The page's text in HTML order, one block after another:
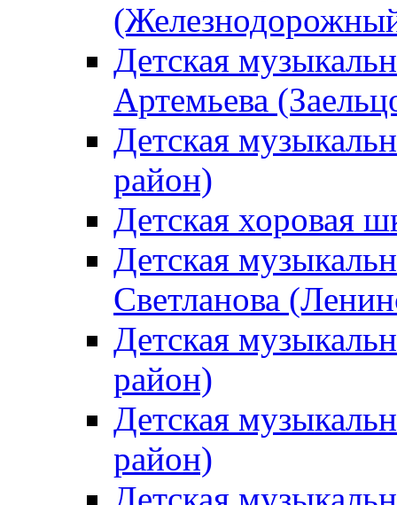
Детская
Артемьева
Детская
район)
Детская хоровая
Детская
Светланова
Детская
район)
Детская
район)